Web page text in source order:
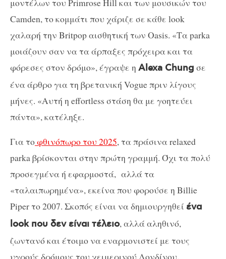
Camden, το κομμάτι που χάριζε σε κάθε look
χαλαρή την Britpop αισθητική των Oasis. «Τα parka
μοιάζουν σαν να τα άρπαξες πρόχειρα και τα
φόρεσες στον δρόμο», έγραψε η Alexa Chung σε
ένα άρθρο για τη βρετανική Vogue πριν λίγους
μήνες. «Αυτή η effortless στάση θα με γοητεύει
πάντα», κατέληξε.
Για τοφθινόπωρο του 2025, τα πράσινα relaxed
parka βρίσκονται στην πρώτη γραμμή. Όχι τα πολύ
προσεγμένα ή εφαρμοστά, αλλά τα
«ταλαιπωρημένα», εκείνα που φορούσε η Billie
Piper το 2007. Σκοπός είναι να δημιουργηθεί ένα
look που δεν είναι τέλειο, αλλά αληθινό,
ζωντανό και έτοιμο να εναρμονιστεί με τους